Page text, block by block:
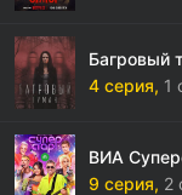
Багровый
4 серия, 1
ВИА
9 серия, 2